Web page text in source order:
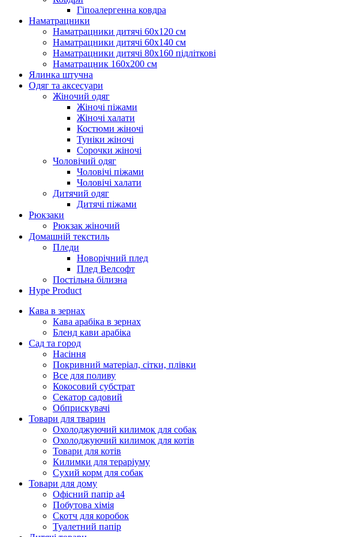
Гіпоалергенна ковдра
Наматрацники
Наматрацники дитячі 60х120 см
Наматрацники дитячі 60х140 см
Наматрацники дитячі 80х160 підліткові
Наматрацник 160х200 см
Ялинка штучна
Одяг та аксесуари
Жіночий одяг
Жіночі піжами
Жіночі халати
Костюми жіночі
Туніки жіночі
Сорочки жіночі
Чоловічий одяг
Чоловічі піжами
Чоловічі халати
Дитячий одяг
Дитячі піжами
Рюкзаки
Рюкзак жіночий
Домашній текстиль
Пледи
Новорічний плед
Плед Велсофт
Постільна білизна
Hype Product
Кава в зернах
Кава арабіка в зернах
Бленд кави арабіка
Сад та город
Насіння
Покривний матеріал, сітки, плівки
Все для поливу
Кокосовий субстрат
Секатор садовий
Обприскувачі
Товари для тварин
Охолоджуючий килимок для собак
Охолоджуючий килимок для котів
Товари для котів
Килимки для тераріуму
Сухий корм для собак
Товари для дому
Офісний папір а4
Побутова хімія
Скотч для коробок
Туалетний папір